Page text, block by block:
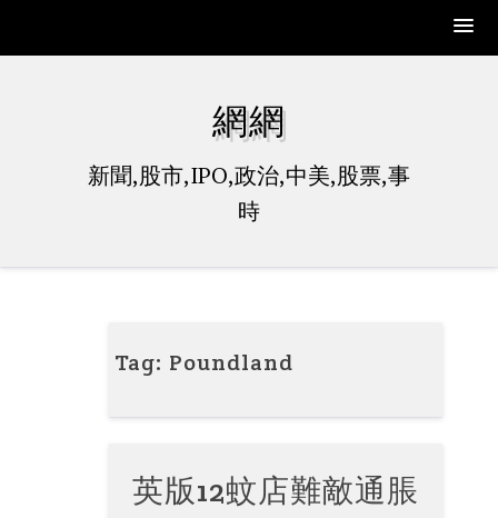
網網
新聞,股市,IPO,政治,中美,股票,事
時
Tag: Poundland
英版12蚊店難敵通脹